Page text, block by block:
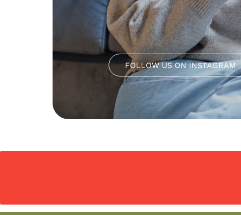
FOLLOW US ON INSTAGRAM